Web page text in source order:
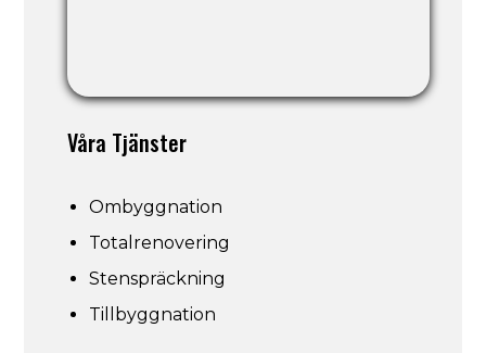
Våra Tjänster
Ombyggnation
Totalrenovering
Stenspräckning
Tillbyggnation